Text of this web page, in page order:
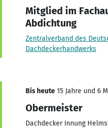
Mitglied im
Abdichtung
Zentralverband des
Dachdeckerhandwerks
Bis heute 15 Jahre und 6
Obermeister
Dachdecker Innung